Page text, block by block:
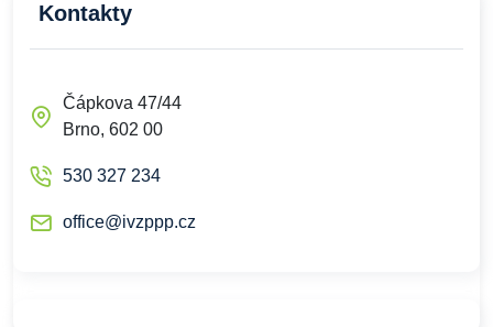
Kontakty
Čápkova 47/44
Brno, 602 00
530 327 234
office@ivzppp.cz